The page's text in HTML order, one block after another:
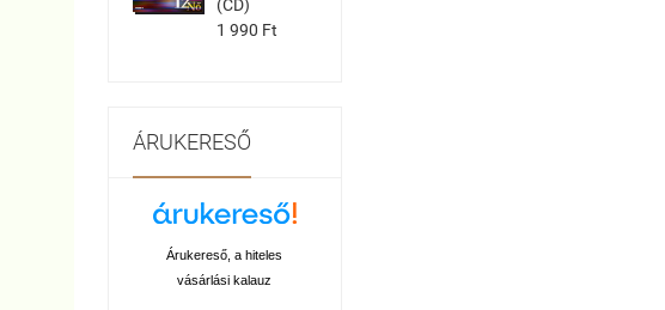
(CD)
1 990 Ft
ÁRUKERESŐ
Árukereső, a hiteles
vásárlási kalauz